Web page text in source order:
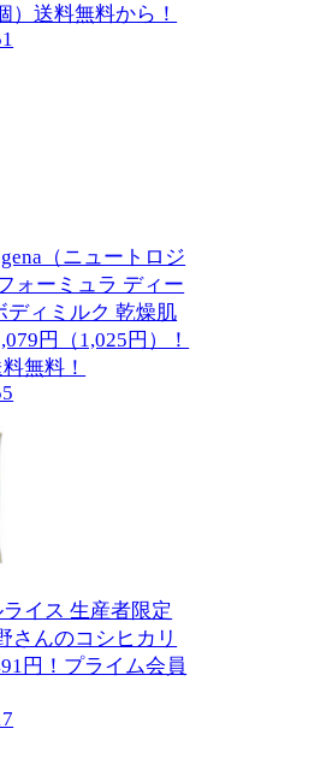
）送料無料から！
（ニュートロジ
ォーミュラ ディー
ディミルク 乾燥肌
円（1,025円）！
無料！
ライス 生産者限定
さんのコシヒカリ
円！プライム会員